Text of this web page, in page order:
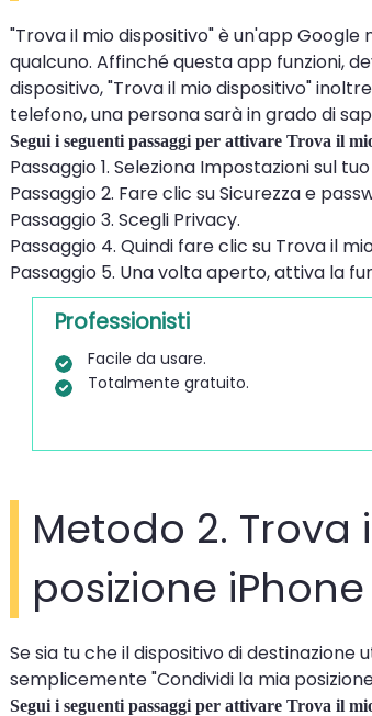
"Trova il mio dispositivo" è un'app
qualcuno. Affinché questa app funzioni,
dispositivo, "Trova il mio dispositivo"
telefono, una persona sarà in grado di
Segui i seguenti passaggi per attivare Trova il
Passaggio 1. Seleziona Impostazioni sul
Passaggio 2. Fare clic su Sicurezza e
Passaggio 3. Scegli Privacy.
Passaggio 4. Quindi fare clic su Trova il
Passaggio 5. Una volta aperto, attiva la
Professionisti
Facile da usare.
Totalmente gratuito.
Metodo 2.
posizione
Se sia tu che il dispositivo di destinazione
semplicemente "Condividi la mia
Segui i seguenti passaggi per attivare Trova il